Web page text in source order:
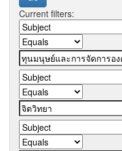
Current filters: